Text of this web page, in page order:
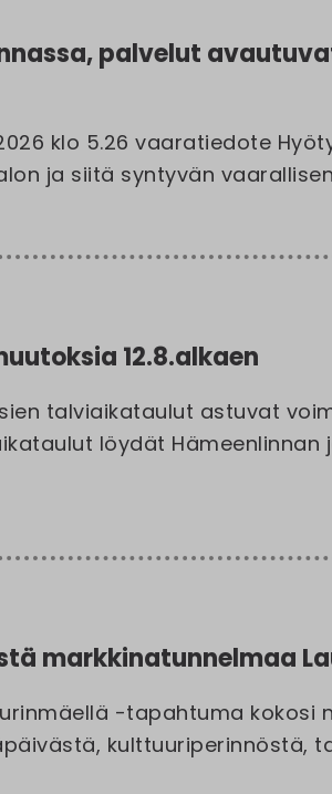
palvelut
klo 5.26 vaaratiedote
ja siitä syntyvän
12.8.alkaen
talviaikataulut astuvat
löydät Hämeenlinnan
markkinatunnelmaa
-tapahtuma kokosi
kulttuuriperinnöstä,